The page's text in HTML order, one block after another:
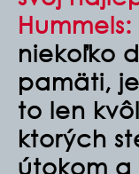
Hummels:
niekoľko
pamäti,
to len
ktorých
útokom